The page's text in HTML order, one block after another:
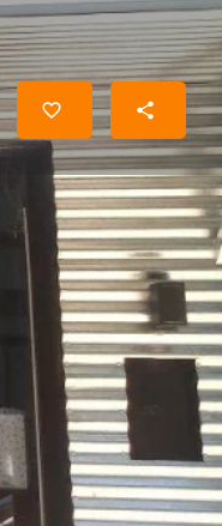
AM